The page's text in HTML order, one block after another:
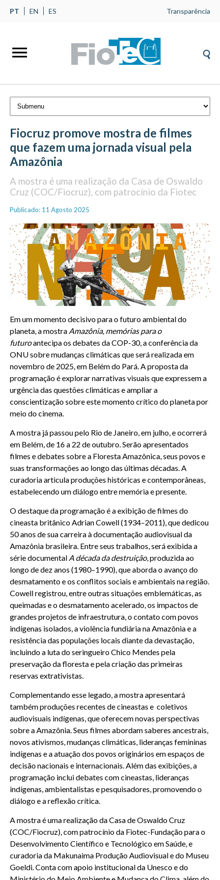
PT EN ES Transparência
Fiocruz promove mostra de filmes
que fazem uma jornada visual pela
Amazônia
A mostra é uma realização da Casa de Oswaldo
Cruz (COC/Fiocruz), com patrocínio da Fiotec
Publicado: 11 Agosto 2025
Em um momento decisivo para o futuro ambiental do
planeta, a mostra Amazônia, memórias para o
futuroantecipa os debates da COP-30, a conferência da
ONU sobre mudanças climáticas que será realizada em
novembro de 2025, em Belém do Pará. A proposta da
programação é explorar narrativas visuais que expressem a
urgência das questões climáticas e ampliar a
conscientização sobre este momento crítico do planeta por
meio do cinema.
A mostra já passou pelo Rio de Janeiro, em julho, e ocorrerá
em Belém, de 16 a 22 de outubro. Serão apresentados
filmes e debates sobre a Floresta Amazônica, seus povos e
suas transformações ao longo das últimas décadas. A
curadoria articula produções históricas e contemporâneas,
estabelecendo um diálogo entre memória e presente.
O destaque da programação é a exibição de filmes do
cineasta britânico Adrian Cowell (1934–2011), que dedicou
50 anos de sua carreira à documentação audiovisual da
Amazônia brasileira. Entre seus trabalhos, será exibida a
série documental A década da destruição, produzida ao
longo de dez anos (1980–1990), que aborda o avanço do
desmatamento e os conflitos sociais e ambientais na região.
Cowell registrou, entre outras situações emblemáticas, as
queimadas e o desmatamento acelerado, os impactos de
grandes projetos de infraestrutura, o contato com povos
indígenas isolados, a violência fundiária na Amazônia e a
resistência das populações locais diante da devastação,
incluindo a luta do seringueiro Chico Mendes pela
preservação da floresta e pela criação das primeiras
reservas extrativistas.
Complementando esse legado, a mostra apresentará
também produções recentes de cineastas e coletivos
audiovisuais indígenas, que oferecem novas perspectivas
sobre a Amazônia. Seus filmes abordam saberes ancestrais,
novos ativismos, mudanças climáticas, lideranças femininas
indígenas e a atuação dos povos originários em espaços de
decisão nacionais e internacionais. Além das exibições, a
programação inclui debates com cineastas, lideranças
indígenas, ambientalistas e pesquisadores, promovendo o
diálogo e a reflexão crítica.
A mostra é uma realização da Casa de Oswaldo Cruz
(COC/Fiocruz), com patrocínio da Fiotec-Fundação para o
Desenvolvimento Científico e Tecnológico em Saúde, e
curadoria da Makunaima Produção Audiovisual e do Museu
Goeldi. Conta com apoio institucional da Unesco e do